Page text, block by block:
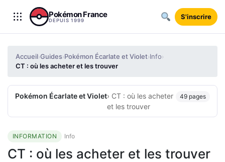
Aller au contenu
Pokémon France
DEPUIS 1999 S'inscrire
Accueil›Guides›Pokémon Écarlate et Violet›Info›
CT : où les acheter et les trouver
Pokémon Écarlate et Violet› CT : où les acheter
et les trouver
49 pages
INFORMATION Info
CT : où les acheter et les trouver